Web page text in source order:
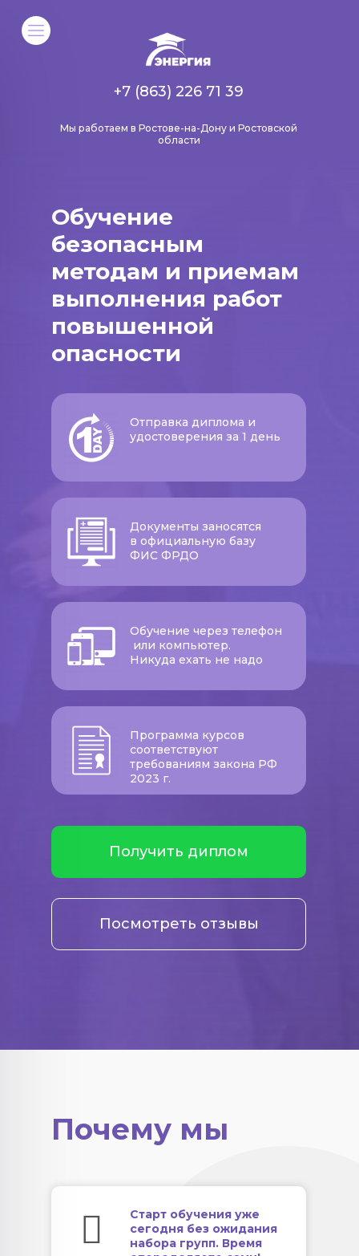
Мы работаем в Ростове-на-Дону и Ростовской
области
+7 (863) 226 71 39
Обучение
безопасным
методам и приемам
выполнения работ
повышенной
опасности
Получить диплом
Отправка диплома и
удостоверения за 1 день
Документы заносятся
в официальную базу
ФИС ФРДО
Обучение через телефон
или компьютер.
Никуда ехать не надо
Программа курсов
соответствуют
требованиям закона РФ
2023 г.
Посмотреть отзывы
Почему мы
Старт обучения уже
сегодня без ожидания
набора групп. Время